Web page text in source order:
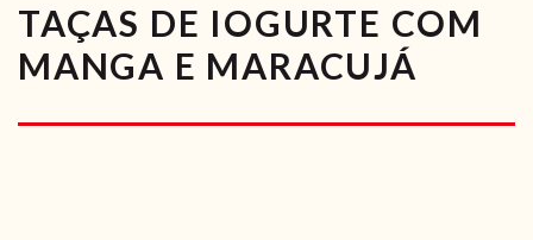
VÍDEOS
RECEITAS VEGGIE
TAÇAS DE IOGURTE COM
MANGA E MARACUJÁ